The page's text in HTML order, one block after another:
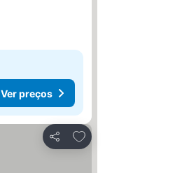
Ver preços
Partilhar
Adicionar aos favoritos